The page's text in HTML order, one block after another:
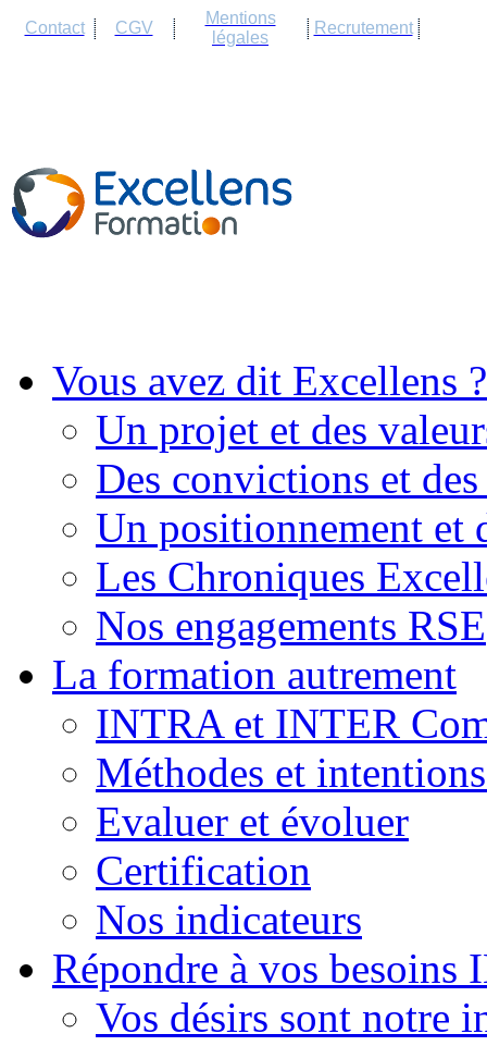
Contact CGV
Mentions
légales
Recrutement
Vous avez dit Excellens ?
Un projet et des
Des convictions et des
Un positionnement et
Les Chroniques
Nos engagements RSE
La formation autrement
INTRA et INTER
Méthodes et
Evaluer et évoluer
Certification
Nos indicateurs
Répondre à vos besoins
Vos désirs sont notre